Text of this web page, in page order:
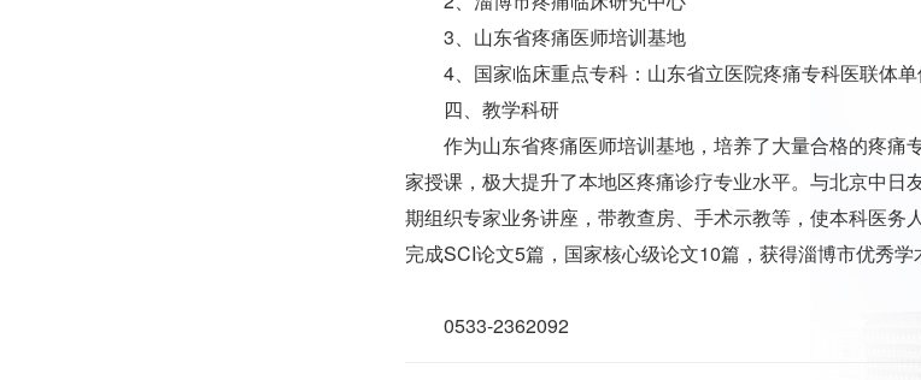
3、山东省疼痛医师培训基地
4、国家临床重点专科：山东省立医院疼痛专科医联体
四、教学科研
作为山东省疼痛医师培训基地，培养了大量合格的疼痛
家授课，极大提升了本地区疼痛诊疗专业水平。与北京中
期组织专家业务讲座，带教查房、手术示教等，使本科医
完成SCI论文5篇，国家核心级论文10篇，获得淄博市优秀
0533-2362092